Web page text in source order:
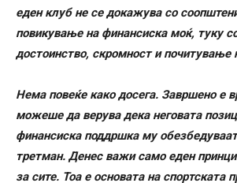
еден клуб не се докажува со
повикување на финансиска моќ, туку
достоинство, скромност и почитување
Нема повеќе како досега. Завршено е
можеше да верува дека неговата
финансиска поддршка му
третман. Денес важи само еден
за сите. Тоа е основата на спортската